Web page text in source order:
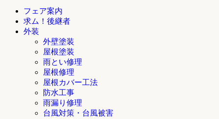
フェア案内
求ム！後継者
外装
外壁塗装
屋根塗装
雨とい修理
屋根修理
屋根カバー工法
防水工事
雨漏り修理
台風対策・台風被害